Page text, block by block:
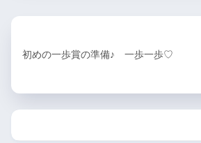
初めの一歩賞の準備♪ 一歩一歩♡